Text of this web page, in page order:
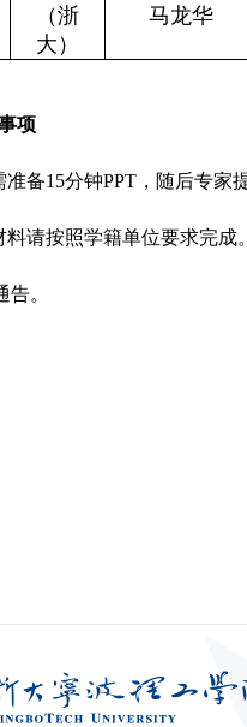
（浙
大）
马龙华
项
准备15分钟PPT ，随后专家
料请按照学籍单位要求完成
告。